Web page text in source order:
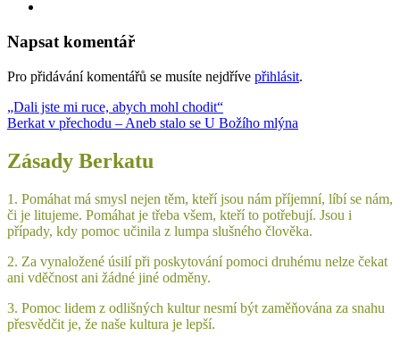
Napsat komentář
Pro přidávání komentářů se musíte nejdříve přihlásit.
Navigace
pro
příspěvek
„Dali jste mi ruce, abych mohl chodit“
Berkat v přechodu – Aneb stalo se U Božího mlýna
Zásady Berkatu
1. Pomáhat má smysl nejen těm, kteří jsou nám příjemní, líbí se nám,
či je litujeme. Pomáhat je třeba všem, kteří to potřebují. Jsou i
případy, kdy pomoc učinila z lumpa slušného člověka.
2. Za vynaložené úsilí při poskytování pomoci druhému nelze čekat
ani vděčnost ani žádné jiné odměny.
3. Pomoc lidem z odlišných kultur nesmí být zaměňována za snahu
přesvědčit je, že naše kultura je lepší.